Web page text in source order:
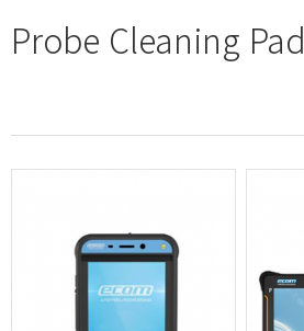
Probe Cleaning Pad